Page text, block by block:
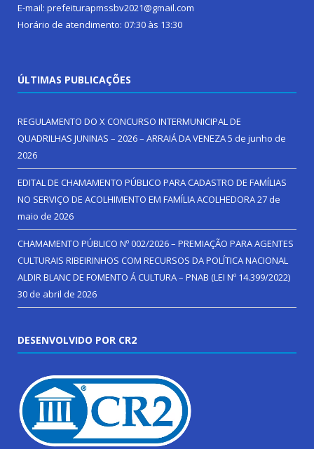
E-mail: prefeiturapmssbv2021@gmail.com
Horário de atendimento: 07:30 às 13:30
ÚLTIMAS PUBLICAÇÕES
REGULAMENTO DO X CONCURSO INTERMUNICIPAL DE
QUADRILHAS JUNINAS – 2026 – ARRAIÁ DA VENEZA5 de junho de
2026
EDITAL DE CHAMAMENTO PÚBLICO PARA CADASTRO DE FAMÍLIAS
NO SERVIÇO DE ACOLHIMENTO EM FAMÍLIA ACOLHEDORA27 de
maio de 2026
CHAMAMENTO PÚBLICO Nº 002/2026 – PREMIAÇÃO PARA AGENTES
CULTURAIS RIBEIRINHOS COM RECURSOS DA POLÍTICA NACIONAL
ALDIR BLANC DE FOMENTO Á CULTURA – PNAB (LEI Nº 14.399/2022)
30 de abril de 2026
DESENVOLVIDO POR CR2